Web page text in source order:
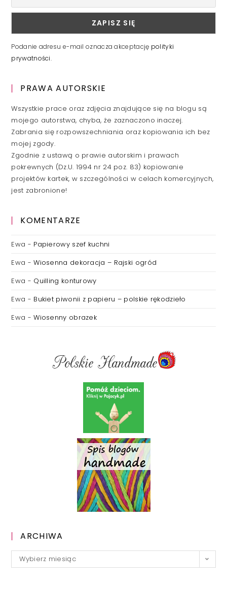
Podanie adresu e-mail oznacza akceptację polityki
prywatności.
PRAWA AUTORSKIE
Wszystkie prace oraz zdjęcia znajdujące się na blogu są
mojego autorstwa, chyba, że zaznaczono inaczej.
Zabrania się rozpowszechniania oraz kopiowania ich bez
mojej zgody.
Zgodnie z ustawą o prawie autorskim i prawach
pokrewnych (Dz.U. 1994 nr 24 poz. 83) kopiowanie
projektów kartek, w szczególności w celach komercyjnych,
jest zabronione!
KOMENTARZE
Ewa - Papierowy szef kuchni
Ewa -Wiosenna dekoracja – Rajski ogród
Ewa - Quilling konturowy
Ewa - Bukiet piwonii z papieru – polskie rękodzieło
Ewa -Wiosenny obrazek
ARCHIWA
Archiwa
Wybierz miesiąc